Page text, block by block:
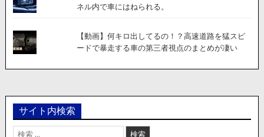
ネル内で車にはねられる。
【動画】何キロ出してるの！？高速道路を猛スピ
ードで暴走する車の第三者視点のまとめが凄い
サイト内検索
検